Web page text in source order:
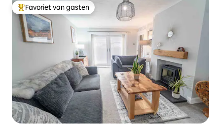
Topfavoriet van gasten
Favoriet van gasten